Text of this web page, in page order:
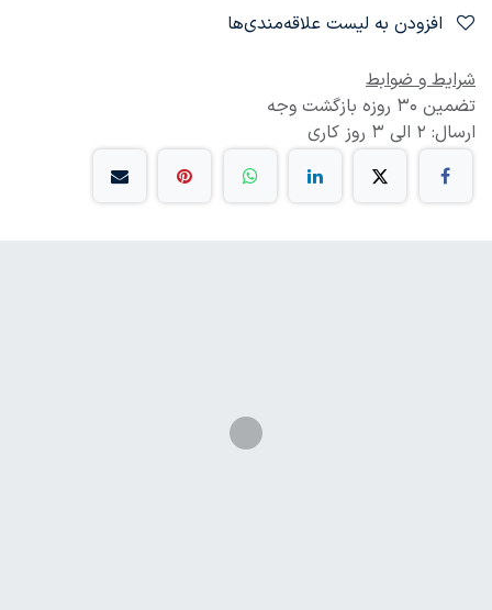
شرایط و ضوابط
تضمین 30 روزه بازگشت وجه
ارسال: 2 الی 3 روز کاری